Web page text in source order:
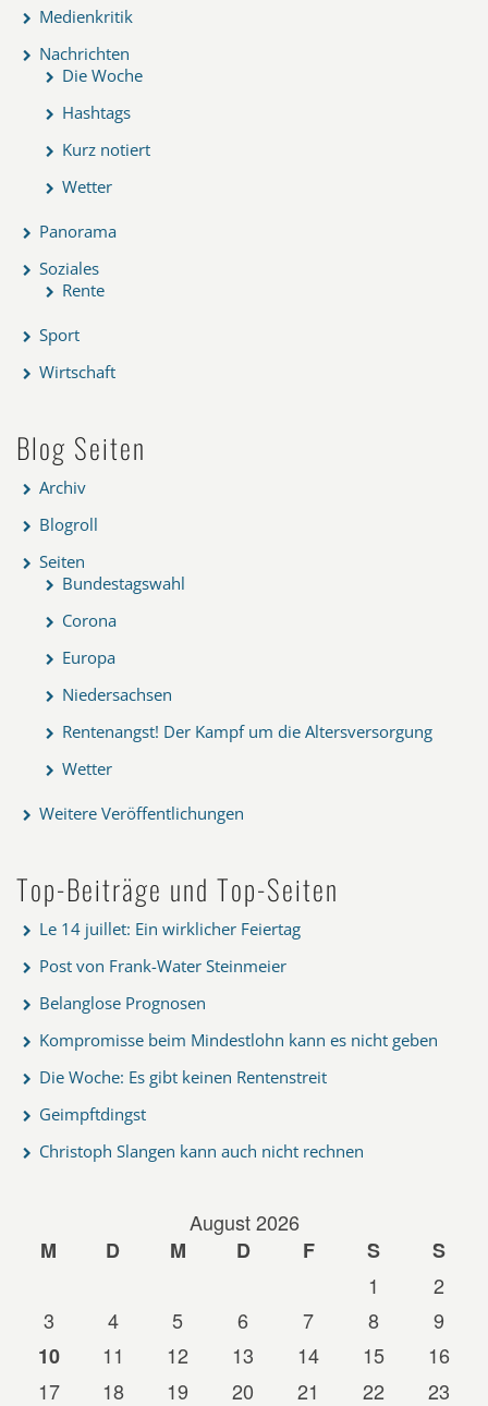
Medienkritik
Nachrichten
Die Woche
Hashtags
Kurz notiert
Wetter
Panorama
Soziales
Rente
Sport
Wirtschaft
Blog Seiten
Archiv
Blogroll
Seiten
Bundestagswahl
Corona
Europa
Niedersachsen
Rentenangst! Der Kampf um die Altersversorgung
Wetter
Weitere Veröffentlichungen
Top-Beiträge und Top-Seiten
Le 14 juillet: Ein wirklicher Feiertag
Post von Frank-Water Steinmeier
Belanglose Prognosen
Kompromisse beim Mindestlohn kann es nicht geben
Die Woche: Es gibt keinen Rentenstreit
Geimpftdingst
Christoph Slangen kann auch nicht rechnen
August 2026
M
D M D F S
S
1
2
3
4 5 6 7 8
9
10
11 12 13 14 15
16
17
18 19 20 21 22 23